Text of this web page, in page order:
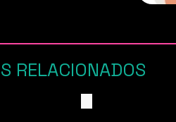
RELACIONADOS